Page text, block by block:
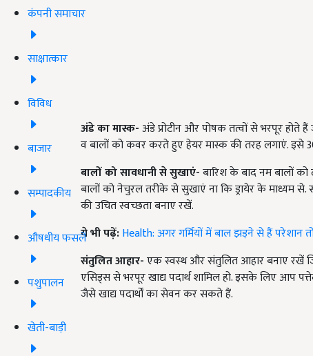
कंपनी समाचार
साक्षात्कार
विविध
बाजार
सम्पादकीय
औषधीय फसलें
पशुपालन
खेती-बाड़ी
अंडे का मास्क-अंडे प्रोटीन और पोषक तत्वों से भरपूर
व बालों को कवर करते हुए हेयर मास्क की तरह लगाएं.
बालों को सावधानी से सुखाएं-बारिश के बादनम बालों
बालों को नेचुरल तरीके से सुखाएं ना कि ड्रायेर के माध्यम
की उचित स्वच्छता बनाए रखें.
ये भी पढ़ें:Health: अगर गर्मियों में बाल झड़ने से हैं परेशान
संतुलित आहार-एक स्वस्थ और संतुलित आहार बनाए रखें
एसिड्स से भरपूर खाद्य पदार्थ शामिल हो. इसके लिए आप
जैसे खाद्य पदार्थों का सेवन कर सकते हैं.